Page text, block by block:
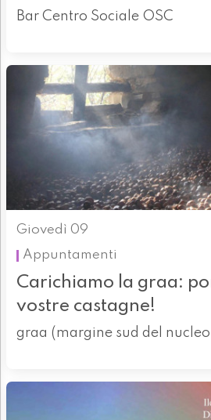
Bar Centro Sociale OSC
Giovedì 09
Appuntamenti
Carichiamo la graa:
vostre castagne!
graa (margine sud del